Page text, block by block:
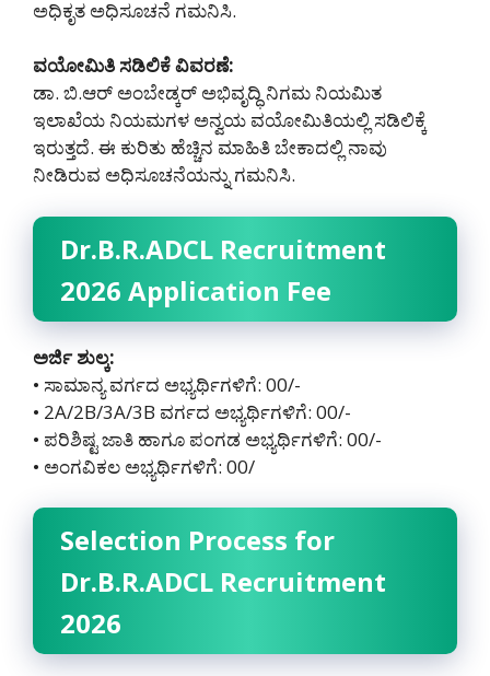
ಅಧಿಕೃತ ಅಧಿಸೂಚನೆ ಗಮನಿಸಿ.
ವಯೋಮಿತಿ ಸಡಿಲಿಕೆ ವಿವರಣೆ:
ಡಾ. ಬಿ.ಆರ್ ಅಂಬೇಡ್ಕರ್ ಅಭಿವೃದ್ಧಿ ನಿಗಮ ನಿಯಮಿತ
ಇಲಾಖೆಯ ನಿಯಮಗಳ ಅನ್ವಯ ವಯೋಮಿತಿಯಲ್ಲಿ ಸಡಿಲಿಕ್ಕೆ
ಇರುತ್ತದೆ. ಈ ಕುರಿತು ಹೆಚ್ಚಿನ ಮಾಹಿತಿ ಬೇಕಾದಲ್ಲಿ ನಾವು
ನೀಡಿರುವ ಅಧಿಸೂಚನೆಯನ್ನು ಗಮನಿಸಿ.
Dr.B.R.ADCL Recruitment
2026 Application Fee
ಅರ್ಜಿ ಶುಲ್ಕ:
• ಸಾಮಾನ್ಯ ವರ್ಗದ ಅಭ್ಯರ್ಥಿಗಳಿಗೆ: 00/-
• 2A/2B/3A/3B ವರ್ಗದ ಅಭ್ಯರ್ಥಿಗಳಿಗೆ: 00/-
• ಪರಿಶಿಷ್ಟ ಜಾತಿ ಹಾಗೂ ಪಂಗಡ ಅಭ್ಯರ್ಥಿಗಳಿಗೆ: 00/-
• ಅಂಗವಿಕಲ ಅಭ್ಯರ್ಥಿಗಳಿಗೆ: 00/
Selection Process for
Dr.B.R.ADCL Recruitment
2026